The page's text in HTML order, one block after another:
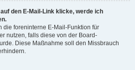
den E-Mail-Link klicke, werde ich
die foreninterne E-Mail-Funktion für
nutzen, falls diese von der Board-
Diese Maßnahme soll den Missbrauch